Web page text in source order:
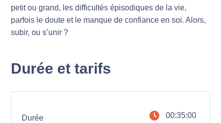
petit ou grand, les difficultés épisodiques de la vie,
parfois le doute et le manque de confiance en soi. Alors,
subir, ou s’unir ?
Durée et tarifs
Durée 00:35:00